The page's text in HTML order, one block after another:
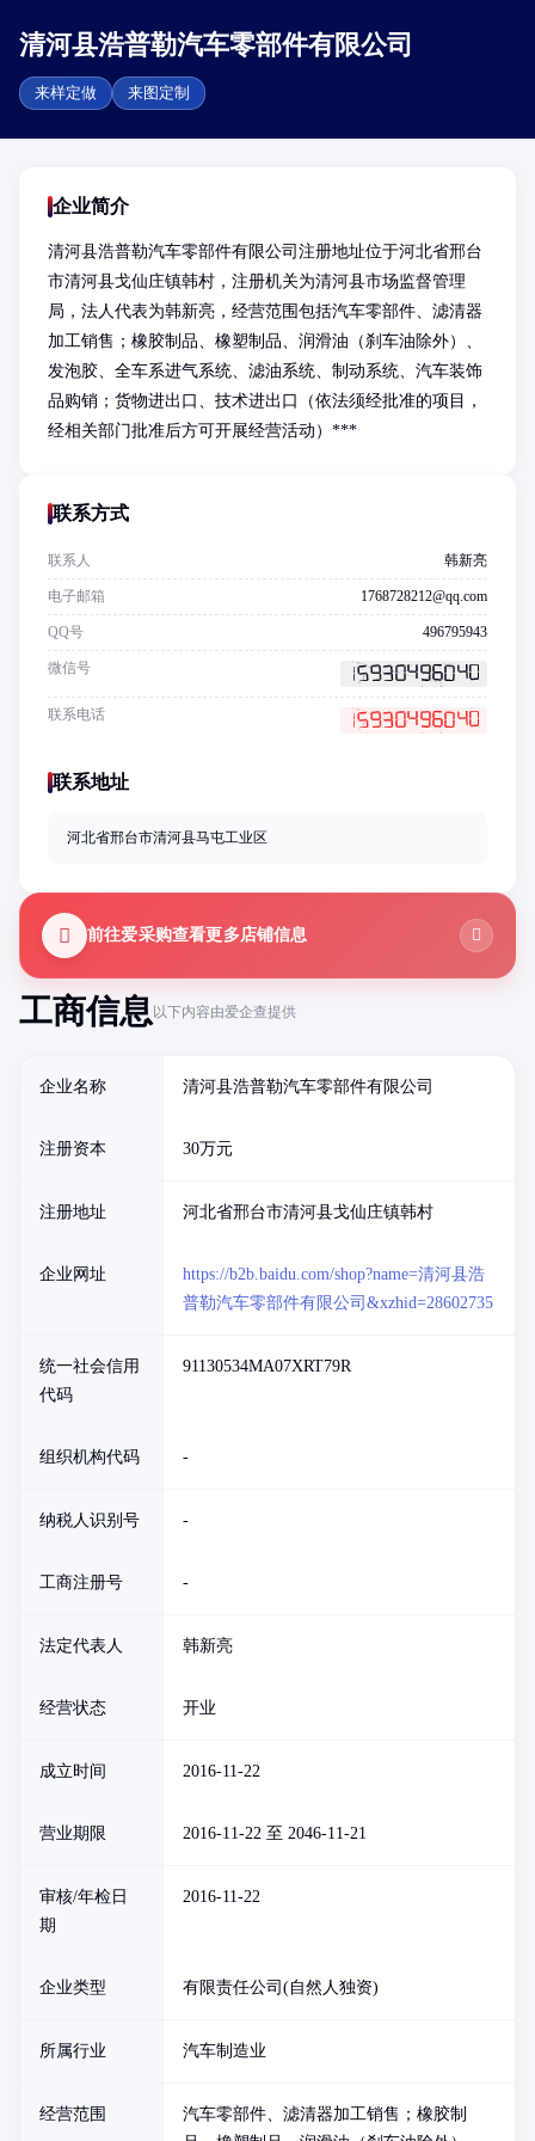
清河县浩普勒汽车零部件有限公司
来样定做 来图定制
工商信息以下内容由爱企查提供
企业名称 清河县浩普勒汽车零部件有限公司
注册资本 30万元
注册地址 河北省邢台市清河县戈仙庄镇韩村
企业网址
https://b2b.baidu.com/shop?name=清河县浩
普勒汽车零部件有限公司&xzhid=28602735
统一社会信用
代码
91130534MA07XRT79R
组织机构代码 -
纳税人识别号 -
工商注册号 -
法定代表人 韩新亮
经营状态 开业
成立时间 2016-11-22
营业期限 2016-11-22 至 2046-11-21
审核/年检日
期
2016-11-22
企业类型 有限责任公司(自然人独资)
所属行业 汽车制造业
经营范围
汽车零部件、滤清器加工销售；橡胶制
企业简介
清河县浩普勒汽车零部件有限公司注册地址位于河北省邢台
市清河县戈仙庄镇韩村，注册机关为清河县市场监督管理
局，法人代表为韩新亮，经营范围包括汽车零部件、滤清器
加工销售；橡胶制品、橡塑制品、润滑油（刹车油除外）、
发泡胶、全车系进气系统、滤油系统、制动系统、汽车装饰
品购销；货物进出口、技术进出口（依法须经批准的项目，
经相关部门批准后方可开展经营活动）***
联系方式
联系人 韩新亮
电子邮箱 1768728212@qq.com
QQ号 496795943
微信号
联系电话
联系地址
河北省邢台市清河县马屯工业区
前往爱采购查看更多店铺信息